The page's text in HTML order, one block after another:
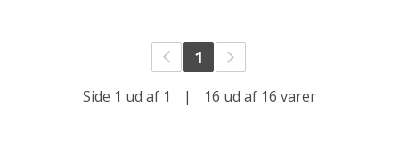
1
Side 1 ud af 1 | 16 ud af 16 varer